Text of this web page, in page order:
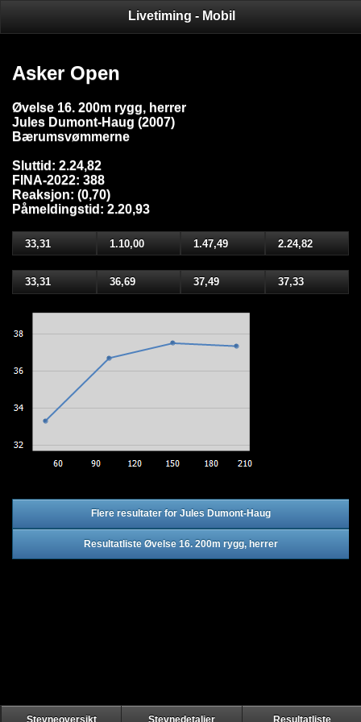
Livetiming - Mobil
Asker Open
Øvelse 16. 200m rygg, herrer
Jules Dumont-Haug (2007)
Bærumsvømmerne
Sluttid: 2.24,82
FINA-2022: 388
Reaksjon: (0,70)
Påmeldingstid: 2.20,93
33,31 1.10,00 1.47,49 2.24,82
33,31 36,69 37,49 37,33
Flere resultater for Jules Dumont-Haug
Resultatliste Øvelse 16. 200m rygg, herrer
Stevneoversikt Stevnedetaljer Resultatliste